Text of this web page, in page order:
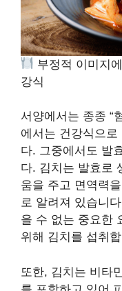
부정적 이미지
강식
서양에서는 종종 “
에서는 건강식으로
다. 그중에서도 발
다. 김치는 발효로
움을 주고 면역력
로 알려져 있습니
을 수 없는 중요한
위해 김치를 섭취
또한, 김치는 비타